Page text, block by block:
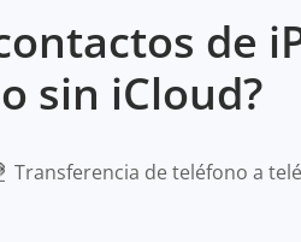
de
sin iCloud?
Transferencia de teléfono a